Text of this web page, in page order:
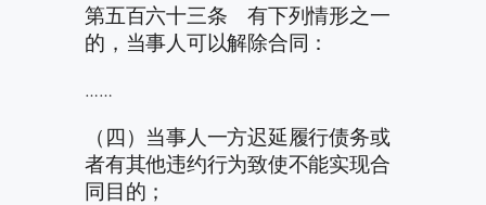
第五百六十三条 有下列情形之一
的，当事人可以解除合同：
……
（四）当事人一方迟延履行债务或
者有其他违约行为致使不能实现合
同目的；